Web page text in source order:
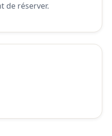
de réserver.